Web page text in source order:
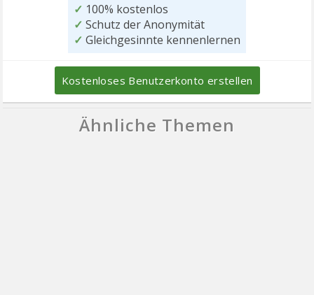
✓ 100% kostenlos
✓ Schutz der Anonymität
✓ Gleichgesinnte kennenlernen
Kostenloses Benutzerkonto erstellen
Ähnliche Themen